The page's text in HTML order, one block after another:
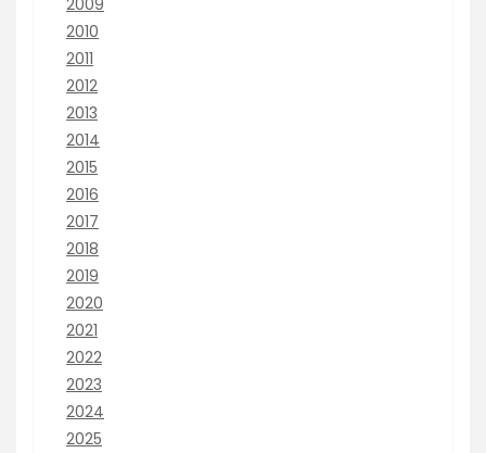
2009
2010
2011
2012
2013
2014
2015
2016
2017
2018
2019
2020
2021
2022
2023
2024
2025